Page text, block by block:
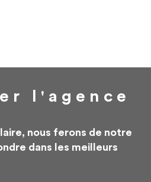
l'agence
nous ferons de notre
dans les meilleurs